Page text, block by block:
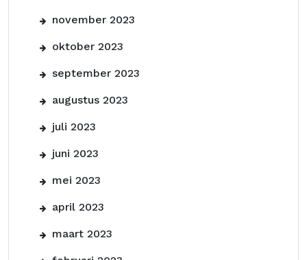
november 2023
oktober 2023
september 2023
augustus 2023
juli 2023
juni 2023
mei 2023
april 2023
maart 2023